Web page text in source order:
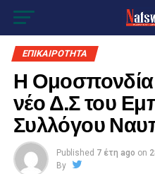
ΕΠΙΚΑΙΡΟΤΗΤΑ
Η Ομοσπονδία
νέο Δ.Σ του
Συλλόγου
Published 7 έτη ago on
By